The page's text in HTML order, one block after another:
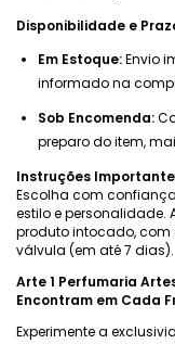
Disponibilidade e
Em Estoque:Envio
informado na
Sob Encomenda:
preparo do item,
Instruções
Escolha com
estilo e personalidade.
produto intocado,
válvula (em até 7 dias).
Arte 1 Perfumaria
Encontram em Cada
Experimente a